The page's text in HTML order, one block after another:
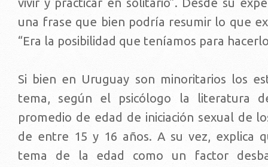
vivir y practicar en solitario”. Desde su
una frase que bien podría resumir lo que
“Era la posibilidad que teníamos para
Si bien en Uruguay son minoritarios los
tema, según el psicólogo la literatura
promedio de edad de iniciación sexual de
de entre 15 y 16 años. A su vez, explica
tema de la edad como un factor